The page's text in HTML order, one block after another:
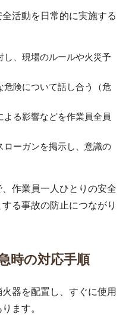
活動を日常的に実施する
し、現場のルールや火災予
危険について話し合う（危
る影響などを作業員全員
ローガンを掲示し、意識の
作業員一人ひとりの安全
る事故の防止につながり
時の対応手順
器を配置し、すぐに使用
ます。